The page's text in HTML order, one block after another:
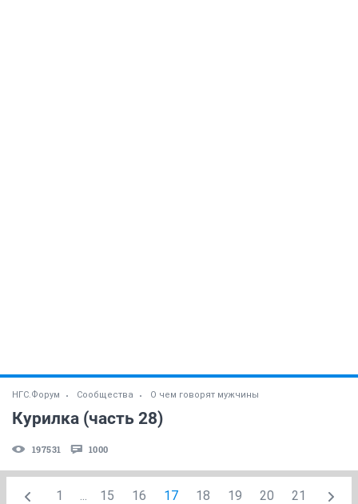
НГС.Форум Сообщества О чем говорят мужчины
Курилка (часть 28)
197531 1000
1 ... 15 16 17 18 19 20 21